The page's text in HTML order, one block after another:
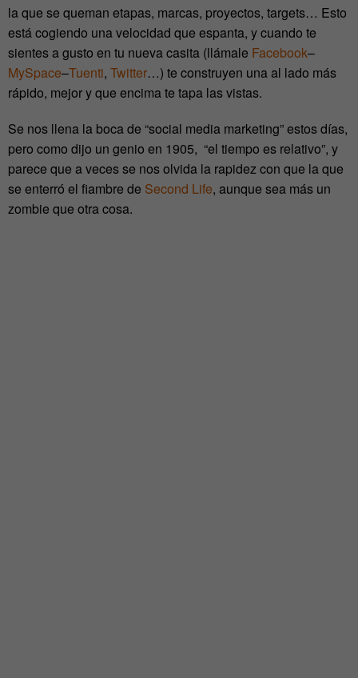
la que se queman etapas, marcas, proyectos, targets… Esto
está cogiendo una velocidad que espanta, y cuando te
sientes a gusto en tu nueva casita (llámale Facebook–
MySpace–Tuenti, Twitter…) te construyen una al lado más
rápido, mejor y que encima te tapa las vistas.
Se nos llena la boca de “social media marketing” estos días,
pero como dijo un genio en 1905, “el tiempo es relativo”, y
parece que a veces se nos olvida la rapidez con que la que
se enterró el fiambre de Second Life, aunque sea más un
zombie que otra cosa.